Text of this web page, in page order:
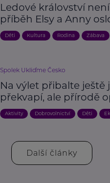
Ledové království
příběh Elsy a Anny
Děti Kultura Rodina Zábava
Spolek Ukliďme Česko
Na výlet přibalte ještě
překvapí, ale přírodě
Aktivity Dobrovolnictví Děti
Další články